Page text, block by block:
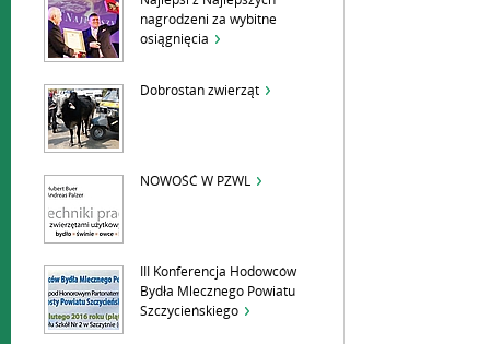
nagrodzeni za wybitne
osiągnięcia
Dobrostan zwierząt
NOWOŚĆ W PZWL
III Konferencja Hodowców
Bydła Mlecznego Powiatu
Szczycieńskiego